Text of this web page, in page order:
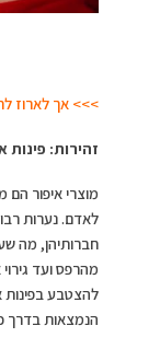
>>> אך לארוז
זהירות: פינות
מוצרי איפור הם
לאדם. נערות
חברותיהן, מה
מהרפס ועד
להצטבע בפינות
הנמצאות בדרך